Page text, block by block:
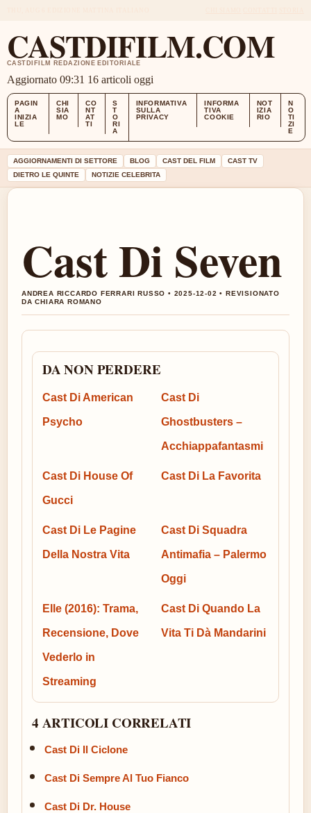
CASTDIFILM.COM
CASTDIFILM REDAZIONE EDITORIALE
Aggiornato 09:31 16 articoli oggi
PAGIN
A
INIZIA
LE
CHI
SIA
MO
CO
NT
AT
TI
S
T
O
RI
A
INFORMATIVA
SULLA
PRIVACY
INFORMA
TIVA
COOKIE
NOT
IZIA
RIO
N
O
TI
ZI
E
AGGIORNAMENTI DI SETTORE BLOG CAST DEL FILM
CAST TV
DIETRO LE QUINTE
NOTIZIE CELEBRITA
Cast Di Seven
ANDREA RICCARDO FERRARI RUSSO • 2025-12-02 • REVISIONATO
DA CHIARA ROMANO
DA NON PERDERE
Cast Di American
Psycho
Cast Di
Ghostbusters –
Acchiappafantasmi
Cast Di House Of
Gucci
Cast Di La Favorita
Cast Di Le Pagine
Della Nostra Vita
Cast Di Squadra
Antimafia – Palermo
Oggi
Elle (2016): Trama,
Recensione, Dove
Vederlo in
Streaming
Cast Di Quando La
Vita Ti Dà Mandarini
4 ARTICOLI CORRELATI
Cast Di Il Ciclone
Cast Di Sempre Al Tuo Fianco
Cast Di Dr. House